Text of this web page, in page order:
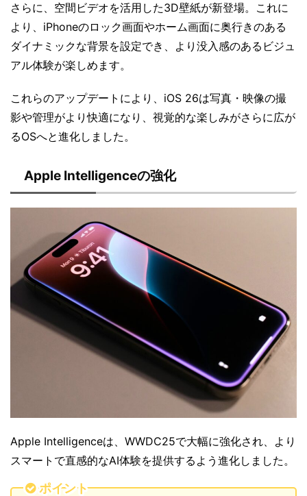
さらに、空間ビデオを活用した3D壁紙が新登場。これに
より、iPhoneのロック画面やホーム画面に奥行きのある
ダイナミックな背景を設定でき、より没入感のあるビジュ
アル体験が楽しめます。
これらのアップデートにより、iOS 26は写真・映像の撮
影や管理がより快適になり、視覚的な楽しみがさらに広が
るOSへと進化しました。
Apple Intelligenceの強化
Apple Intelligenceは、WWDC25で大幅に強化され、より
スマートで直感的なAI体験を提供するよう進化しました。
ポイント